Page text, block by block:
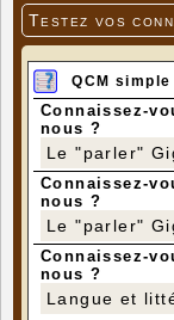
Testez vos
QCM simple
Connaissez-
nous ?
Le "parler"
Connaissez-
nous ?
Le "parler"
Connaissez-
nous ?
Langue et